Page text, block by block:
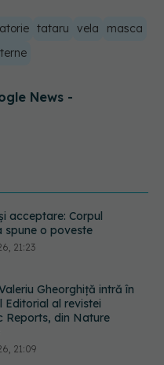
tataru vela
masca
News -
Gheorghiță intră în
al revistei
21:09
10 minute care poate
ai nevoie de statine,
ai colesterolul normal